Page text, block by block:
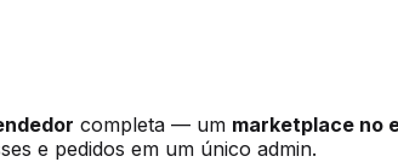
completa — um marketplace no
e pedidos em um único admin.